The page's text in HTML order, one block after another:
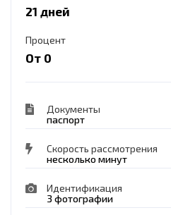
21 дней
Процент
От 0
Документы
паспорт
Скорость рассмотрения
несколько минут
Идентификация
3 фотографии